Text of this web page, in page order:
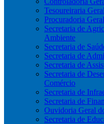
Tesoureiraria
Procuradoria
Secretaria de
Ambiente
Secretaria de
Secretaria de
Secretaria de
Secretaria de
Comércio
Secretaria de
Secretaria de
Ouvidoria Geral
Secretaria de